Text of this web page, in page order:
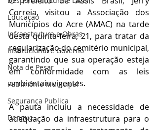
Educação
Infraestrutura e Obras
Institucional e Governo
Nota de Pesar
Patrimônio Municipal
Segurança Publica
Dengue
Correia, visitou a Associação dos
Municípios do Acre (AMAC) na tarde
desta quinta-feira, 21, para tratar da
regularização do cemitério municipal,
garantindo que sua operação esteja
em conformidade com as leis
ambientais vigentes.
A pauta incluiu a necessidade de
adequação da infraestrutura para o